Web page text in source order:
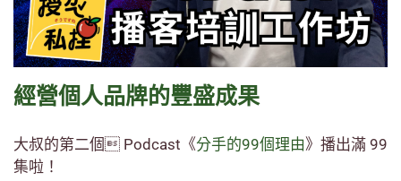
經營個人品牌的豐盛成果
大叔的第二個 Podcast《分手的99個理由》播出滿 99
集啦！